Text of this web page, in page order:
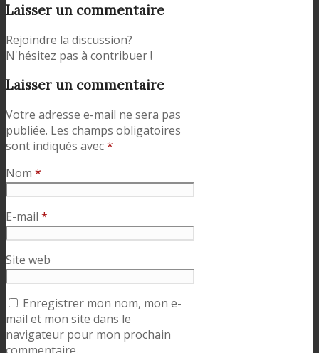
Laisser un commentaire
Rejoindre la discussion?
N'hésitez pas à contribuer !
Laisser un commentaire
Votre adresse e-mail ne sera pas
publiée. Les champs obligatoires
sont indiqués avec*
Nom *
E-mail *
Site web
Enregistrer mon nom, mon e-
mail et mon site dans le
navigateur pour mon prochain